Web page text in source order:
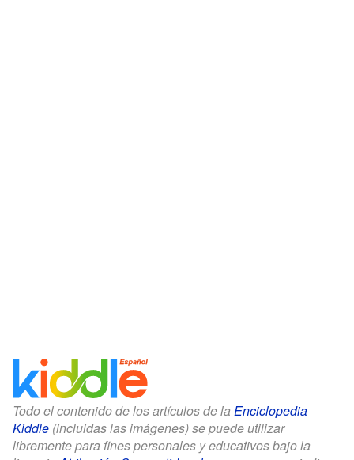
Todo el contenido de los artículos de la Enciclopedia
Kiddle (incluidas las imágenes) se puede utilizar
libremente para fines personales y educativos bajo la